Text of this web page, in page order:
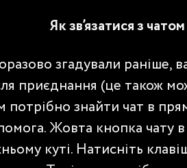
Як зв’язатися з
згадували раніше,
приєднання (це також
потрібно знайти чат в
Жовта кнопка чату
куті. Натисніть